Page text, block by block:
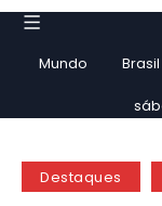
Mundo Brasil
Destaques